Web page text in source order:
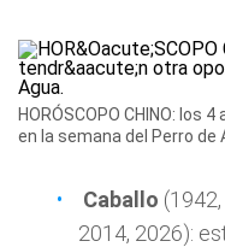
HORÓSCOPO CHINO: los
en la semana del Perro de
Caballo
2014, 2026):